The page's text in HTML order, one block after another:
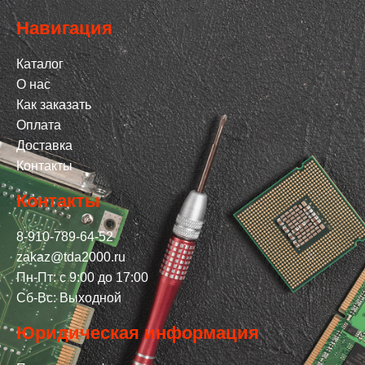
Навигация
Каталог
О нас
Как заказать
Оплата
Доставка
Контакты
Контакты
8-910-789-64-52
zakaz@tda2000.ru
Пн-Пт: с 9:00 до 17:00
Сб-Вс: Выходной
Юридическая информация